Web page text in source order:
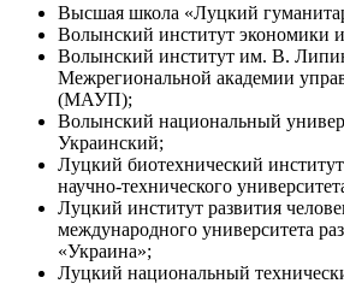
Высшая школа «Луцкий
Волынский институт экономики
Волынский институт им. В.
Межрегиональной академии
(МАУП);
Волынский национальный
Украинский;
Луцкий биотехнический
научно-технического
Луцкий институт развития
международного университета
«Украина»;
Луцкий национальный